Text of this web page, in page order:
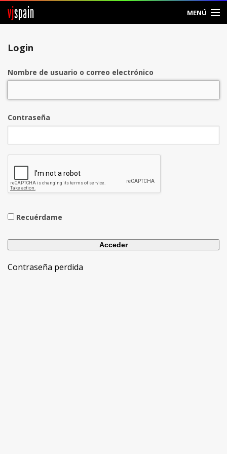
vjspain MENÚ
Login
Nombre de usuario o correo electrónico
Contraseña
Recuérdame
Contraseña perdida